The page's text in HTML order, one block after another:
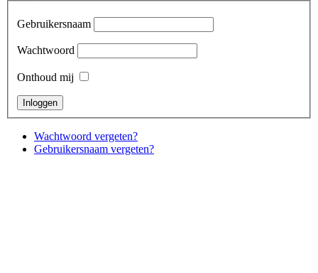
Gebruikersnaam
Wachtwoord
Onthoud mij
Wachtwoord vergeten?
Gebruikersnaam vergeten?